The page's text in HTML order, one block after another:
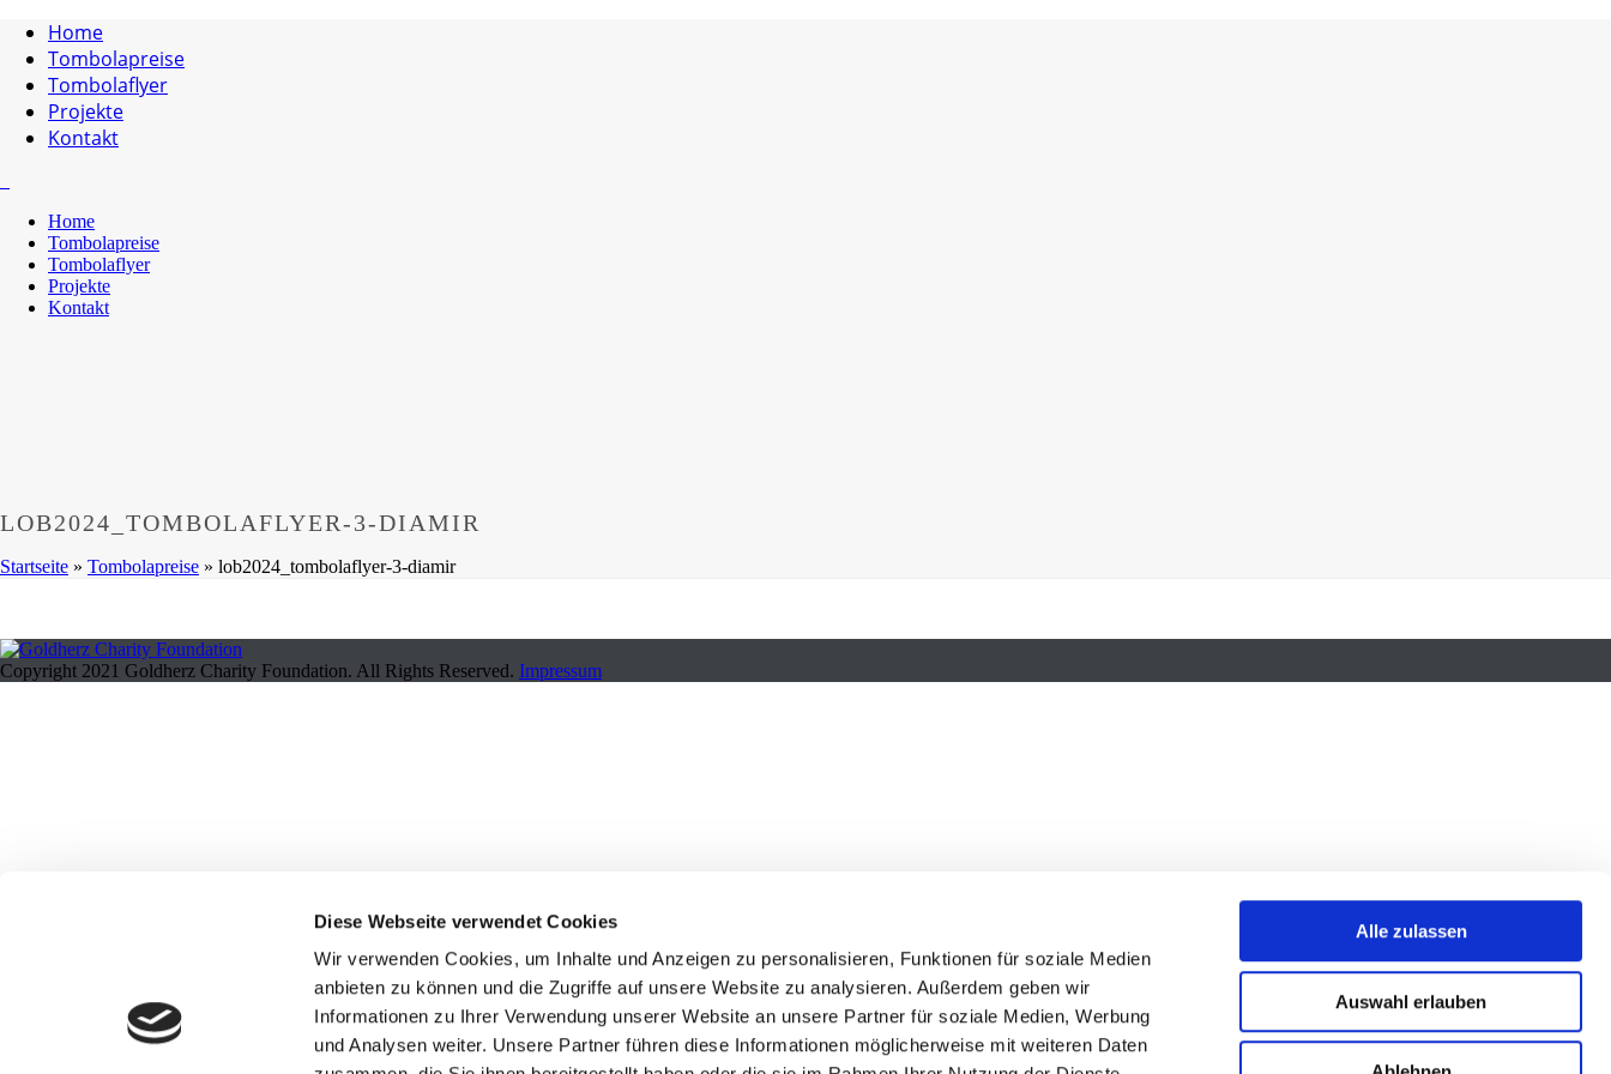
Diese Webseite verwendet Cookies
Wir verwenden Cookies, um Inhalte und Anzeigen zu personalisieren, Funktionen für soziale Medien
anbieten zu können und die Zugriffe auf unsere Website zu analysieren. Außerdem geben wir
Informationen zu Ihrer Verwendung unserer Website an unsere Partner für soziale Medien, Werbung
und Analysen weiter. Unsere Partner führen diese Informationen möglicherweise mit weiteren Daten
Alle zulassen
Auswahl erlauben
Home
Tombolapreise
Tombolaflyer
Projekte
Kontakt
Home
Tombolapreise
Tombolaflyer
Projekte
Kontakt
LOB2024_TOMBOLAFLYER-3-DIAMIR
Startseite » Tombolapreise » lob2024_tombolaflyer-3-diamir
Copyright 2021 Goldherz Charity Foundation. All Rights Reserved. Impressum